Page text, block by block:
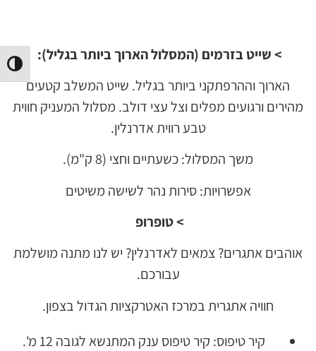
> שייטבזרמים (המסלול הארוך ביותר בגליל):
הארוך וההרפתקני ביותר בגליל. שייט המשלב קטעים
מהירים ורגועים מפלים וצל עצי דולב. מסלול המעניק חווית
טבע רווית אדרנלין.
משך המסלול: כשעתיים וחצי (8 ק"מ).
אפשרויות: סירות נהר לשישה משיטים
> טופרופ
אוהבים אתגרים? צמאים לאדרנלין? יש לנו מתנה מושלמת
עבורכם.
חוויה אתגרית במרכז האטרקציות הגדול בצפון.
קיר טיפוס: קיר טיפוס ענק המתנשא לגובה 12 מ'.